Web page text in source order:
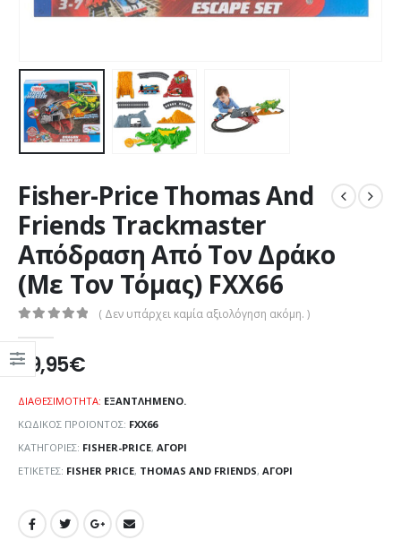
Fisher-Price Thomas And
Friends Trackmaster
Απόδραση Από Τον Δράκο
(Με Τον Τόμας) FXX66
( Δεν υπάρχει καμία αξιολόγηση ακόμη. )
29,95€
ΔΙΑΘΕΣΙΜΌΤΗΤΑ: ΕΞΑΝΤΛΗΜΈΝΟ.
ΚΩΔΙΚΌΣ ΠΡΟΪΌΝΤΟΣ: FXX66
ΚΑΤΗΓΟΡΊΕΣ: FISHER-PRICE, ΑΓΌΡΙ
ΕΤΙΚΈΤΕΣ: FISHER PRICE, THOMAS AND FRIENDS, ΑΓΌΡΙ